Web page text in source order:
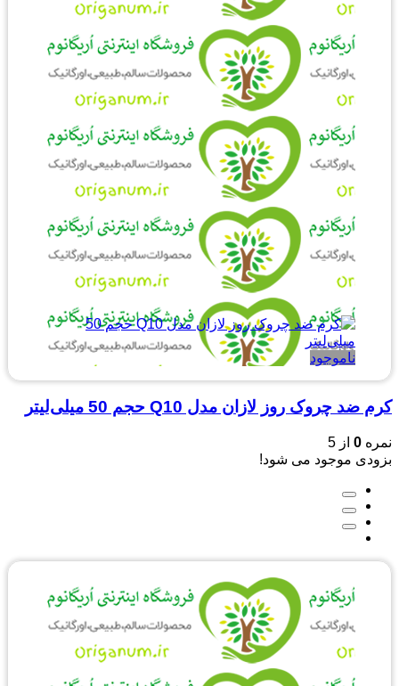
ناموجود
کرم ضد چروک روز لازان مدل Q10 حجم 50 میلی‌لیتر
نمره 0 از 5
بزودی موجود می شود!